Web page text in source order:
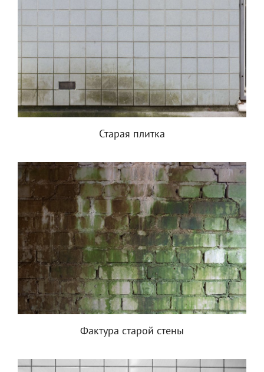
Старая плитка
Фактура старой стены